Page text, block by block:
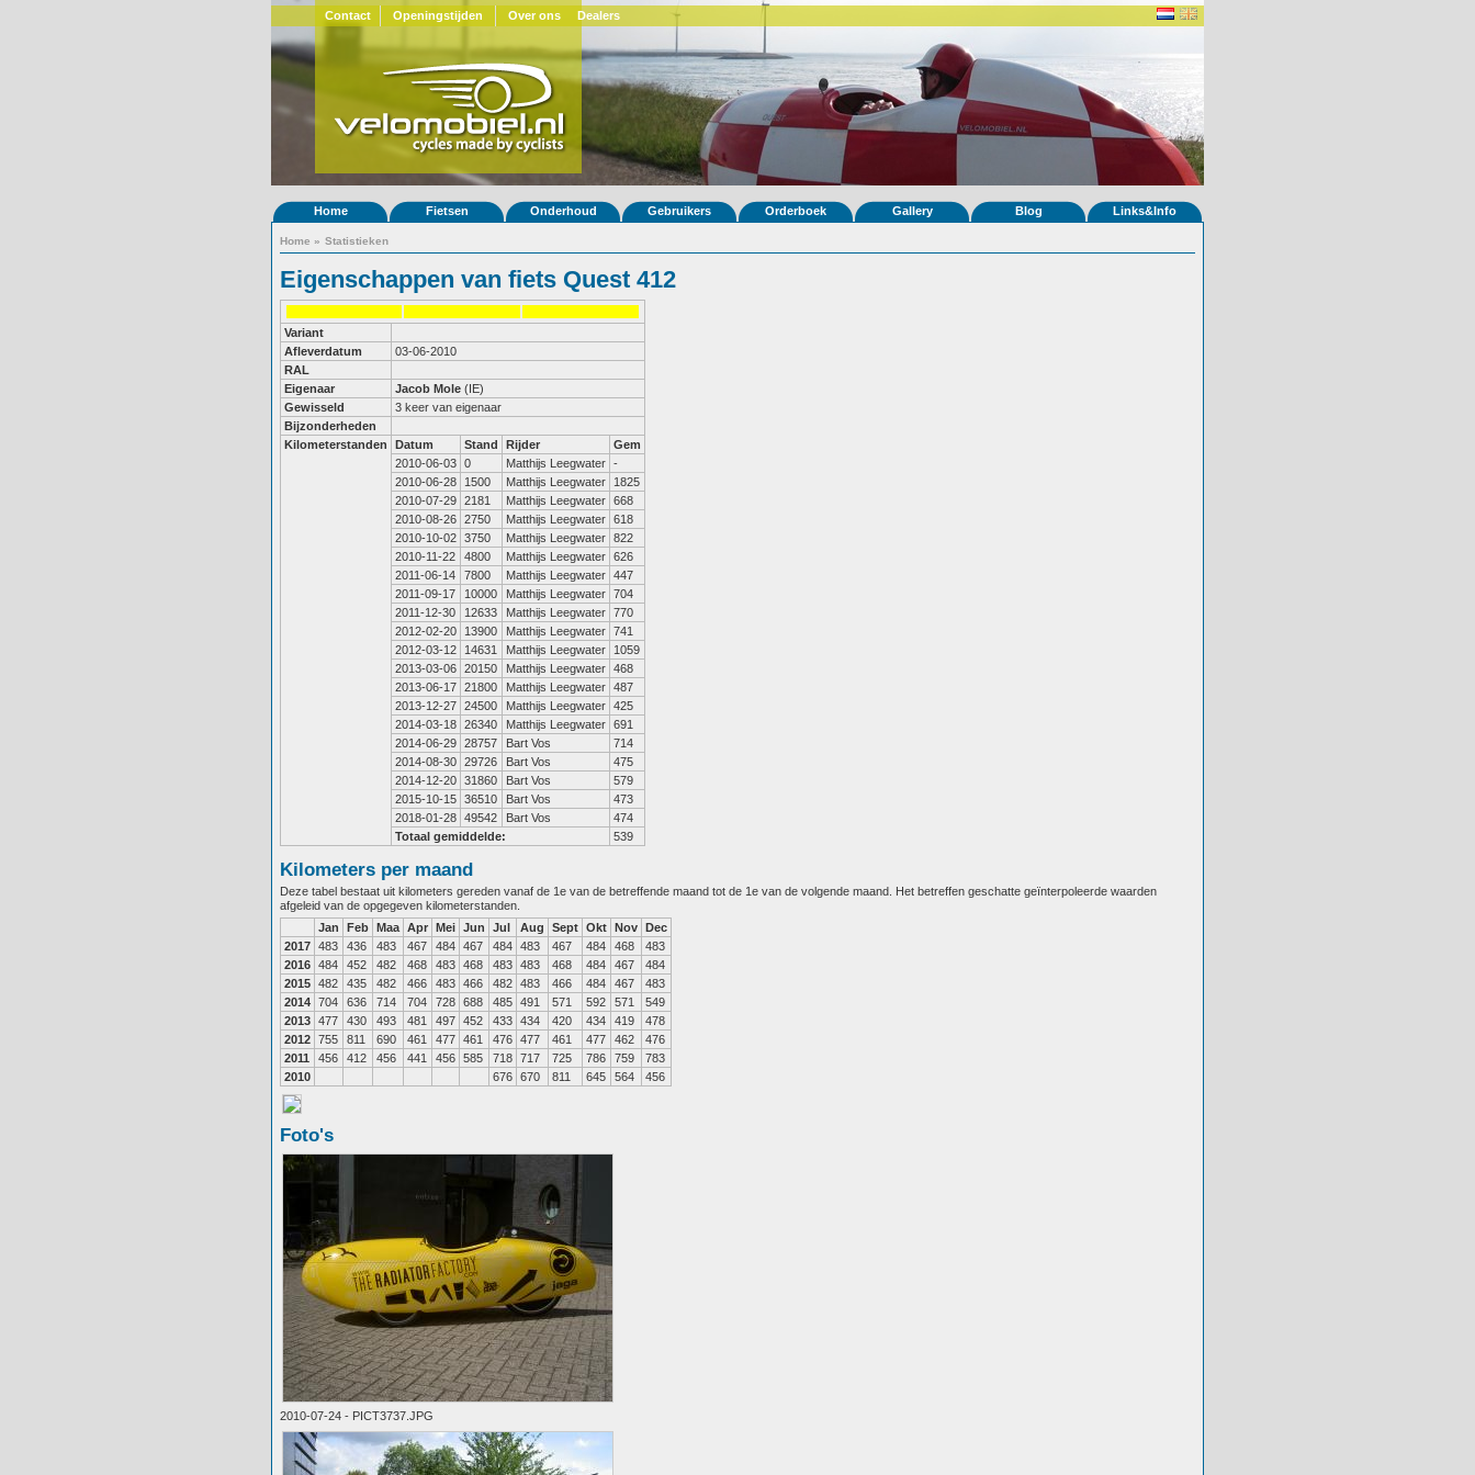
Contact Openingstijden Over ons Dealers
Home Fietsen Onderhoud Gebruikers Orderboek Gallery Blog Links&Info
Home » Statistieken
Eigenschappen van fiets Quest 412
Variant
Afleverdatum
03-06-2010
RAL
Eigenaar
Jacob Mole (IE)
Gewisseld
3 keer van eigenaar
Bijzonderheden
Kilometerstanden
Datum Stand Rijder
Gem
2010-06-03 0 Matthijs Leegwater -
2010-06-28
1500 Matthijs Leegwater
1825
2010-07-29 2181 Matthijs Leegwater 668
2010-08-26 2750 Matthijs Leegwater 618
2010-10-02 3750 Matthijs Leegwater 822
2010-11-22
4800 Matthijs Leegwater 626
2011-06-14
7800 Matthijs Leegwater 447
2011-09-17
10000 Matthijs Leegwater 704
2011-12-30
12633 Matthijs Leegwater 770
2012-02-20
13900 Matthijs Leegwater 741
2012-03-12
14631 Matthijs Leegwater
1059
2013-03-06 20150 Matthijs Leegwater 468
2013-06-17 21800 Matthijs Leegwater 487
2013-12-27 24500 Matthijs Leegwater 425
2014-03-18 26340 Matthijs Leegwater 691
2014-06-29 28757 Bart Vos
714
2014-08-30 29726 Bart Vos
475
2014-12-20 31860 Bart Vos
579
2015-10-15 36510 Bart Vos
473
2018-01-28 49542 Bart Vos
474
Totaal gemiddelde:
539
Kilometers per maand
Deze tabel bestaat uit kilometers gereden vanaf de 1e van de betreffende maand tot de 1e van de volgende maand. Het betreffen geschatte geïnterpoleerde waarden
afgeleid van de opgegeven kilometerstanden.
Jan
Feb Maa Apr Mei Jun Jul Aug Sept Okt Nov Dec
2017 483 436 483 467 484 467 484 483 467 484 468
483
2016 484 452 482 468 483 468 483 483 468 484 467
484
2015 482 435 482 466 483 466 482 483 466 484 467
483
2014 704 636 714 704 728 688 485 491 571 592 571
549
2013 477 430 493 481 497 452 433 434 420 434 419
478
2012 755 811 690 461 477 461 476 477 461 477 462
476
2011
456 412 456 441 456 585 718 717 725 786 759
783
2010
676 670 811 645 564 456
Foto's
2010-07-24 - PICT3737.JPG